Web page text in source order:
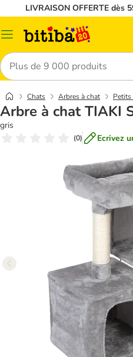
LIVRAISON OFFERTE dès
Menu
Rechercher
Chats Arbres à chat Petits
Arbre à chat TIAKI
gris
(0) Ecrivez